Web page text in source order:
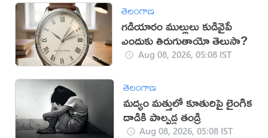
తెలంగాణ
గడియారం ముల్లులు కుడివైపే
ఎందుకు తిరుగుతాయో తెలుసా?
Aug 08, 2026, 05:08 IST
తెలంగాణ
మద్యం మత్తులో కూతురిపై లైంగిక
దాడికి పాల్పడ్డ తండ్రి
Aug 08, 2026, 05:08 IST